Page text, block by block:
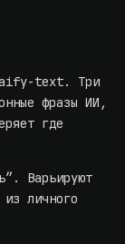
text. Три
фразы ИИ,
где
Варьируют
личного